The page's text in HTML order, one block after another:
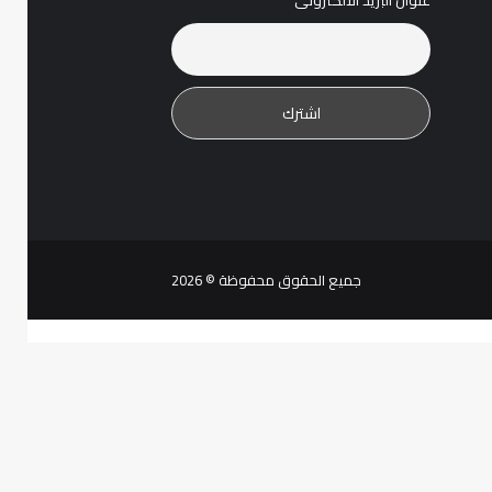
جميع الحقوق محفوظة © 2026